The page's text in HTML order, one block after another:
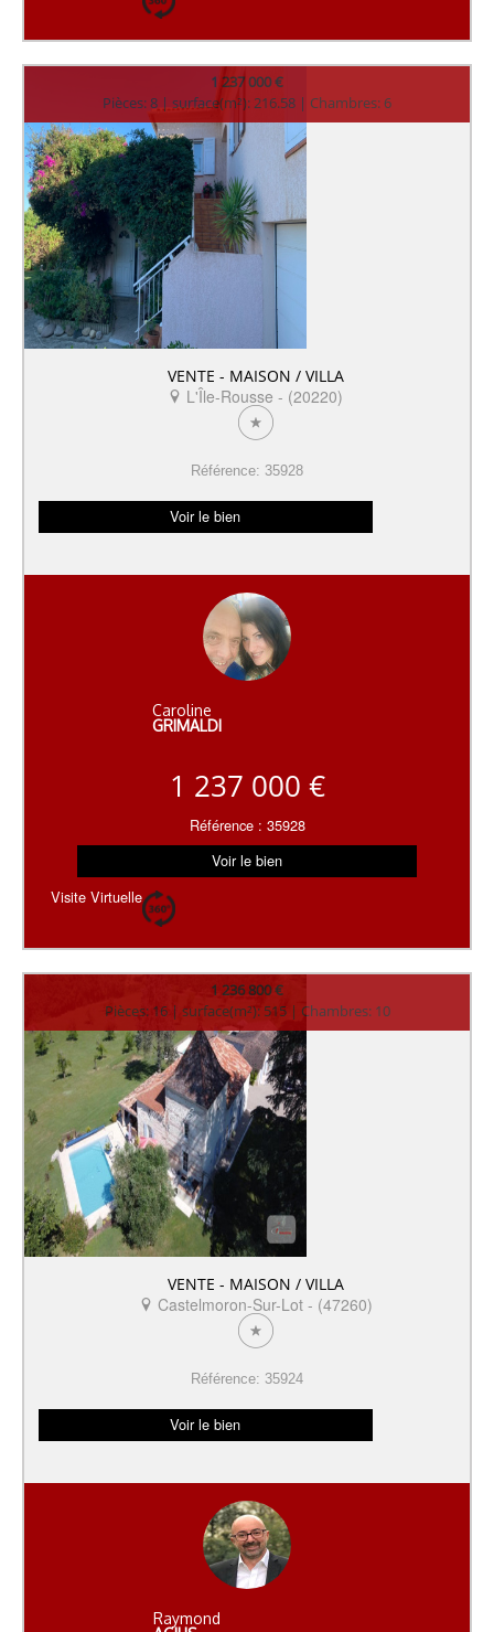
1 237 000 €
Pièces: 8 | surface(m²): 216.58 | Chambres: 6
VENTE - MAISON / VILLA
L'Île-Rousse - (20220)
Référence: 35928
Voir le bien
Caroline
GRIMALDI
1 237 000 €
Référence : 35928
Voir le bien
Visite Virtuelle
1 236 800 €
Pièces: 16 | surface(m²): 515 | Chambres: 10
VENTE - MAISON / VILLA
Castelmoron-Sur-Lot - (47260)
Référence: 35924
Voir le bien
Raymond